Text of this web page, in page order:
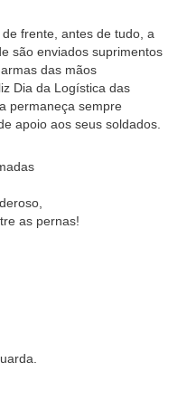
frente, antes de tudo, a
são enviados suprimentos
das mãos
Dia da Logística das
permaneça sempre
apoio aos seus soldados.
as pernas!